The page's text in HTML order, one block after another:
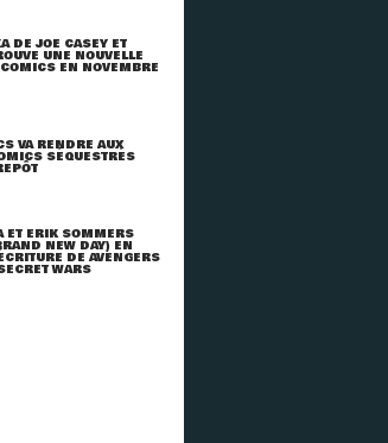
DE JOE CASEY ET
UNE NOUVELLE
EN NOVEMBRE
VA RENDRE AUX
SÉQUESTRÉS
ET ERIK SOMMERS
NEW DAY) EN
DE AVENGERS
WARS